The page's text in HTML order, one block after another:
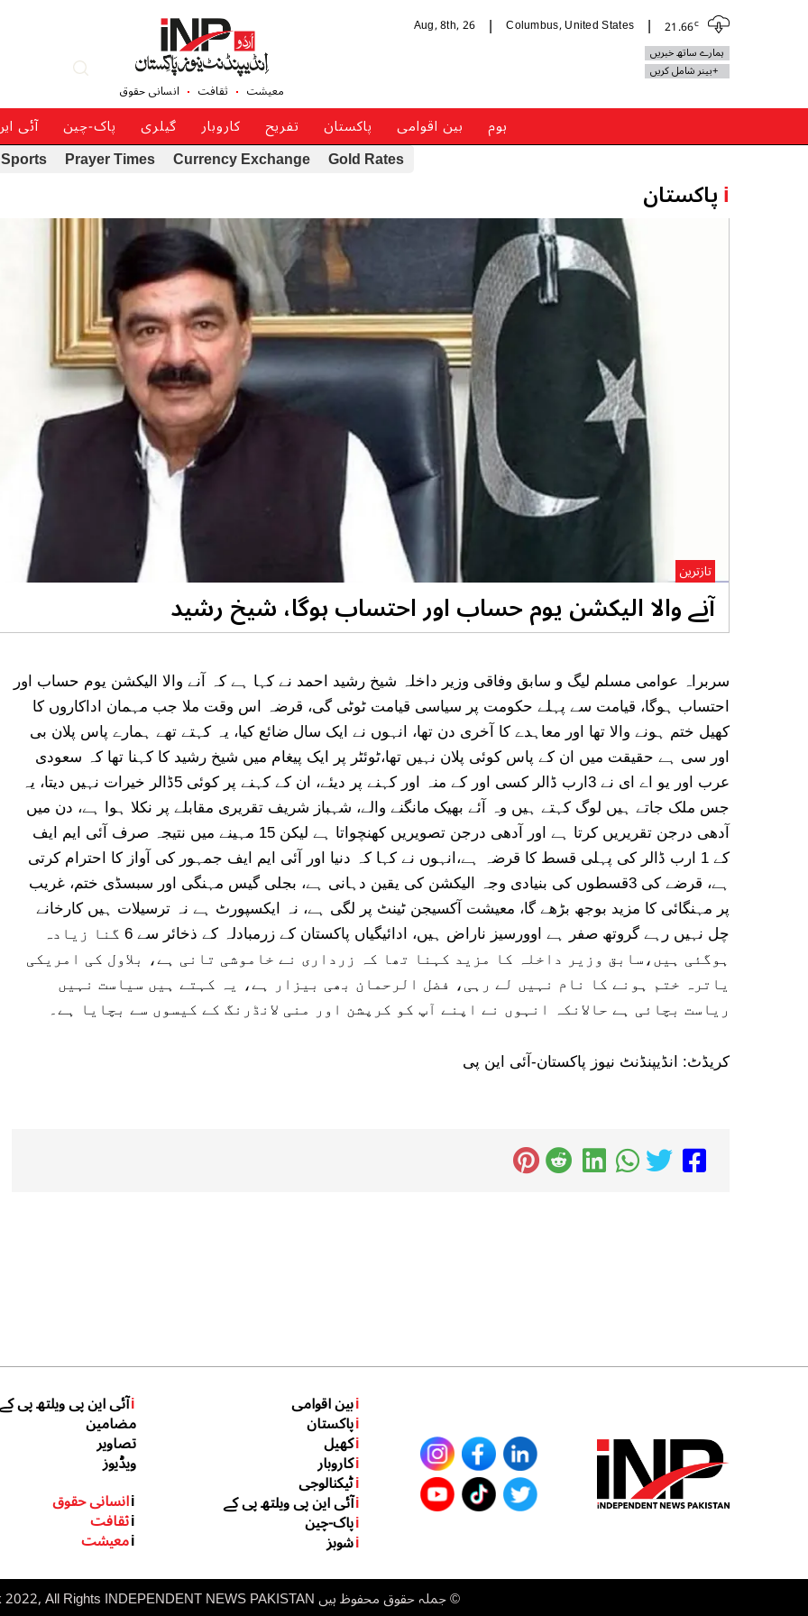
21.66c
Columbus, United States
Aug, 8th, 26
ہمارے ساتھ خبریں
+بینر شامل کریں
معیشت ثقافت انسانی حقوق
ہوم بین اقوامی پاکستان تفریح کاروبار گیلری پاک-چین آئی
Gold Rates
Currency Exchange
Prayer Times
Sports
iپاکستان
آنے والا الیکشن یوم حساب اور احتساب ہوگا، شیخ رشید
تازترین
سربراہ عوامی مسلم لیگ و سابق وفاقی وزیر داخلہ شیخ رشید احمد نے کہا ہے کہ آنے والا الیکشن یوم حساب اور
احتساب ہوگا، قیامت سے پہلے حکومت پر سیاسی قیامت ٹوٹی گی، قرضہ اس وقت ملا جب مہمان اداکاروں کا
کھیل ختم ہونے والا تھا اور معاہدے کا آخری دن تھا، انہوں نے ایک سال ضائع کیا، یہ کہتے تھے ہمارے پاس پلان بی
اور سی ہے حقیقت میں ان کے پاس کوئی پلان نہیں تھا،ٹوئٹر پر ایک پیغام میں شیخ رشید کا کہنا تھا کہ سعودی
عرب اور یو اے ای نے 3ارب ڈالر کسی اور کے منہ اور کہنے پر دیئے، ان کے کہنے پر کوئی 5ڈالر خیرات نہیں دیتا، یہ
جس ملک جاتے ہیں لوگ کہتے ہیں وہ آئے بھیک مانگنے والے، شہباز شریف تقریری مقابلے پر نکلا ہوا ہے، دن میں
آدھی درجن تقریریں کرتا ہے اور آدھی درجن تصویریں کھنچواتا ہے لیکن 15 مہینے میں نتیجہ صرف آئی ایم ایف
کے 1 ارب ڈالر کی پہلی قسط کا قرضہ ہے،انہوں نے کہا کہ دنیا اور آئی ایم ایف جمہور کی آواز کا احترام کرتی
ہے، قرضے کی 3قسطوں کی بنیادی وجہ الیکشن کی یقین دہانی ہے، بجلی گیس مہنگی اور سبسڈی ختم، غریب
پر مہنگائی کا مزید بوجھ بڑھے گا، معیشت آکسیجن ٹینٹ پر لگی ہے، نہ ایکسپورٹ ہے نہ ترسیلات ہیں کارخانے
چل نہیں رہے گروتھ صفر ہے اوورسیز ناراض ہیں، ادائیگیاں پاکستان کے زرمبادلہ کے ذخائر سے 6 گنا زیادہ
ہوگئی ہیں،سابق وزیر داخلہ کا مزید کہنا تھا کہ زرداری نے خاموشی تانی ہے، بلاول کی امریکی
یاترہ ختم ہونے کا نام نہیں لے رہی، فضل الرحمان بھی بیزار ہے، یہ کہتے ہیں سیاست نہیں
ریاست بچائی ہے حالانکہ انہوں نے اپنے آپ کو کرپشن اور منی لانڈرنگ کے کیسوں سے بچایا ہے۔
کریڈٹ: انڈیپنڈنٹ نیوز پاکستان-آئی این پی
iبین اقوامی
iپاکستان
iکھیل
iکاروبار
iٹیکنالوجی
iآئی این پی ویلتھ پی کے
iپاک-چین
iشوبز
iآئی این پی ویلتھ پی کے
مضامین
تصاویر
ویڈیوز
iانسانی حقوق
iثقافت
iمعیشت
©جملہ حقوق محفوظ ہیں inp.net.pk 2022, All Rights INDEPENDENT NEWS PAKISTAN